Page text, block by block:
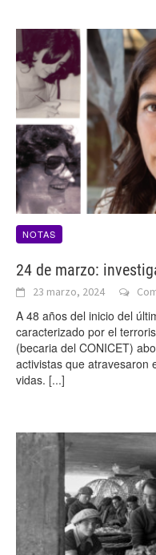
NOTAS
24 de marzo:
23 marzo, 2024
A 48 años del inicio del
caracterizado por el
(becaria del CONICET)
activistas que atravesaron
vidas. [...]